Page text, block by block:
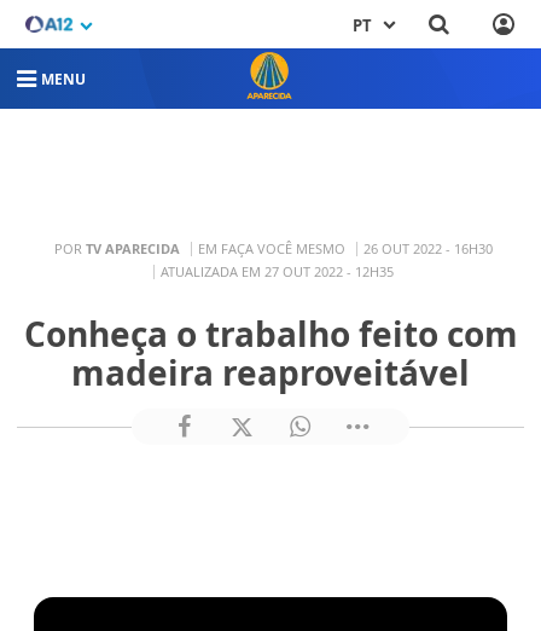
PT
MENU
POR TV APARECIDA EM FAÇA VOCÊ MESMO
26 OUT 2022 - 16H30
ATUALIZADA EM 27 OUT 2022 - 12H35
Conheça o trabalho feito com
madeira reaproveitável